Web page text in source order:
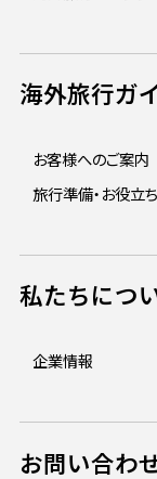
海外旅行ガ
お客様へのご案内
旅行準備・お役立
私たちにつ
企業情報
お問い合わ